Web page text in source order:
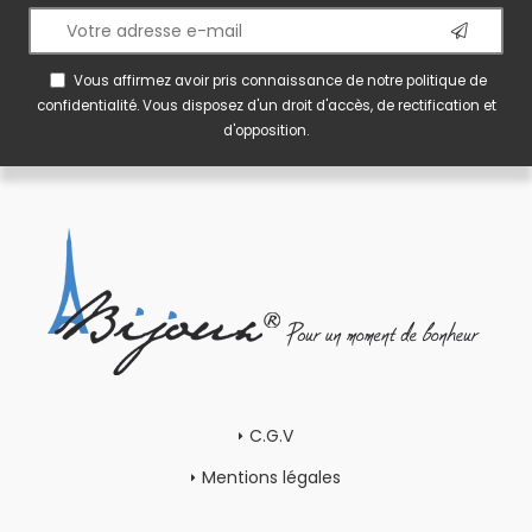
Vous affirmez avoir pris connaissance de notrepolitique de
confidentialité. Vous disposez d'un droit d'accès, de rectification et
d'opposition.
C.G.V
Mentions légales